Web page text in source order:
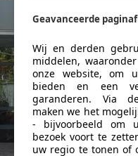
Geavanceerde
Wij en derden
middelen,
onze website, om
bieden en een
garanderen. Via
maken we het
- bijvoorbeeld om
bezoek voort te
uw regio te tonen of